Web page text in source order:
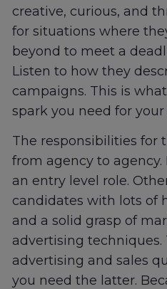
creative, curious, and
for situations where
beyond to meet a
Listen to how they
campaigns. This is
spark you need for your
The responsibilities for
from agency to
an entry level role.
candidates with lots of
and a solid grasp of
advertising techniques.
advertising and sales
you need the latter.